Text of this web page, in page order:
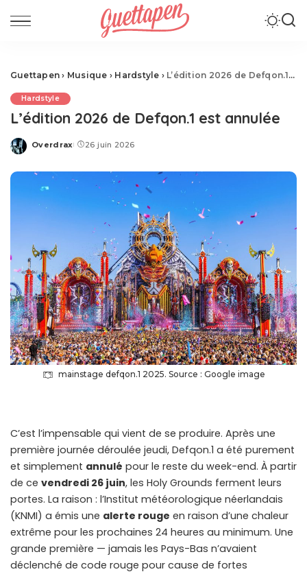
Guettapen › Musique › Hardstyle › L’édition 2026 de Defqon.1 est annulée
Hardstyle
L’édition 2026 de Defqon.1 est annulée
Posted
Overdrax 26 juin 2026
mainstage defqon.1 2025. Source : Google image
C’est l’impensable qui vient de se produire. Après une
première journée déroulée jeudi, Defqon.1 a été purement
et simplement annulé pour le reste du week-end. À partir
de ce vendredi 26 juin, les Holy Grounds ferment leurs
portes. La raison : l’Institut météorologique néerlandais
(KNMI) a émis une alerte rouge en raison d’une chaleur
extrême pour les prochaines 24 heures au minimum. Une
grande première — jamais les Pays-Bas n’avaient
déclenché de code rouge pour cause de fortes